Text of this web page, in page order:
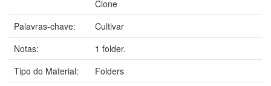
Clone
Palavras-chave:
Cultivar
Notas:
1 folder.
Tipo do Material:
Folders